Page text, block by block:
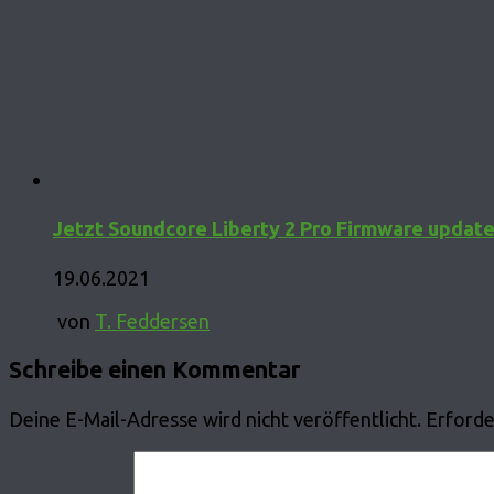
Jetzt Soundcore Liberty 2 Pro Firmware
19.06.2021
von T. Feddersen
Schreibe einen Kommentar
Deine E-Mail-Adresse wird nicht veröffentlicht.